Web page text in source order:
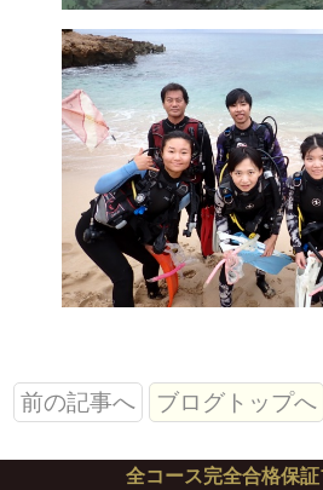
前の記事へ ブログトップへ
全コース完全合格保